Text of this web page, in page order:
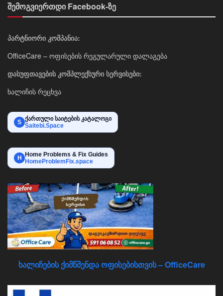
შემოგვიერთდი Facebook-ზე
პარტნიორი კომპანია:
OfficeCare – ოფისების რეგულარული დალაგება
დასუფთავების კომპლექსური სერვისები:
ხალიჩის რეცხვა
S ქართული საიტების კატალოგი
Saitebi.Space
H
Home Problems & Fix Guides
HomeProblemFix.space
ხალიჩების ქიმწმენდა ოფისებისთვის – OfficeCare